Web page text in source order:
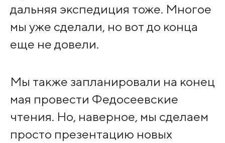
дальняя экспедиция тоже. Многое
мы уже сделали, но вот до конца
еще не довели.
Мы также запланировали на конец
мая провести Федосеевские
чтения. Но, наверное, мы сделаем
просто презентацию новых